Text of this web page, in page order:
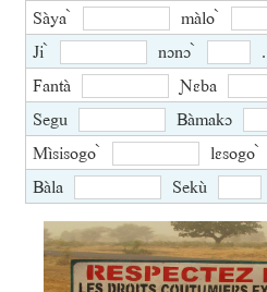
Sàya ̀
màlo ̀
Ji ̀
nɔnɔ ̀
.
Fantà
Ɲɛba
Segu
Bàmakɔ
Mìsisogo ̀
lɛsogo ̀
Bàla
Sekù